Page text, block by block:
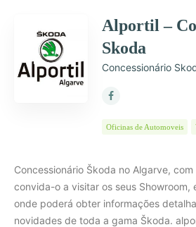
ORDEM
Garantia
Alportil –
Skoda
Concessionário
Oficinas de Automoveis
Concessionário Škoda no Algarve,
convida-o a visitar os seus Showroom,
onde poderá obter informações
novidades de toda a gama Škoda.